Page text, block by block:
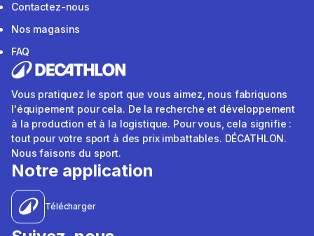
Contactez-nous
Nos magasins
FAQ
Vous pratiquez le sport que vous aimez, nous fabriquons
l'équipement pour cela. De la recherche et développement
à la production et à la logistique. Pour vous, cela signifie :
tout pour votre sport à des prix imbattables. DÉCATHLON.
Nous faisons du sport.
Notre application
Télécharger